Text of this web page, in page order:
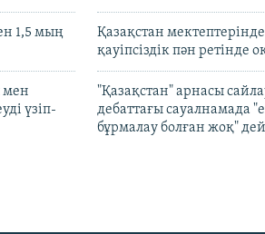
1,5 мың
Қазақстан
қауіпсіздік пән ретінде
мен
үзіп-
"Қазақстан" арнасы
дебаттағы сауалнамада
бұрмалау болған жоқ"